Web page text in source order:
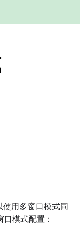
用多窗口模式同
模式配置：